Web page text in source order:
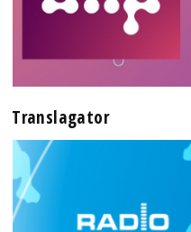
Translagator